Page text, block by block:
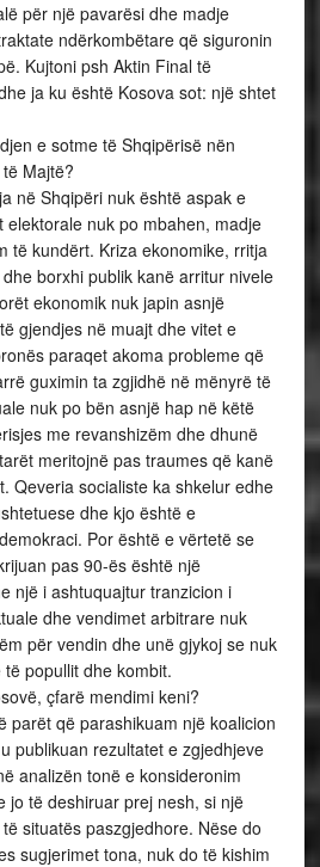
për një pavarësi dhe madje
ndërkombëtare që siguronin
Kujtoni psh Aktin Final të
ja ku është Kosova sot: një shtet
e sotme të Shqipërisë nën
Majtë?
në Shqipëri nuk është aspak e
elektorale nuk po mbahen, madje
të kundërt. Kriza ekonomike, rritja
borxhi publik kanë arritur nivele
ekonomik nuk japin asnjë
gjendjes në muajt dhe vitet e
paraqet akoma probleme që
guximin ta zgjidhë në mënyrë të
nuk po bën asnjë hap në këtë
me revanshizëm dhe dhunë
meritojnë pas traumes që kanë
Qeveria socialiste ka shkelur edhe
dhe kjo është e
Por është e vërtetë se
pas 90-ës është një
një i ashtuquajtur tranzicion i
dhe vendimet arbitrare nuk
për vendin dhe unë gjykoj se nuk
popullit dhe kombit.
çfarë mendimi keni?
parët që parashikuam një koalicion
publikuan rezultatet e zgjedhjeve
analizën tonë e konsideronim
jo të deshiruar prej nesh, si një
situatës paszgjedhore. Nëse do
sugjerimet tona, nuk do të kishim